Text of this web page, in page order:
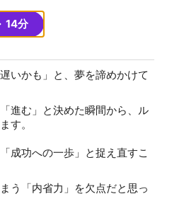
14分
いかも」と、夢を諦めかけて
進む」と決めた瞬間から、ル
す。
成功への一歩」と捉え直すこ
う「内省力」を欠点だと思っ